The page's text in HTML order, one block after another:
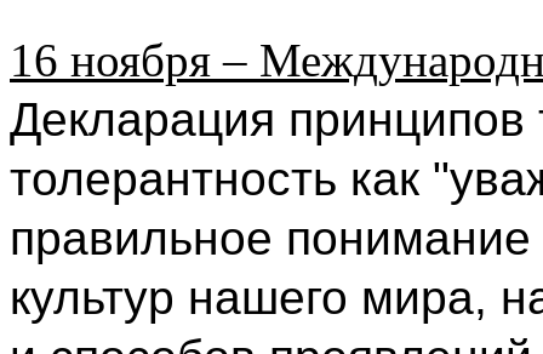
16 ноября –
Декларация принципов
толерантность как
правильное понимание
культур нашего мира,